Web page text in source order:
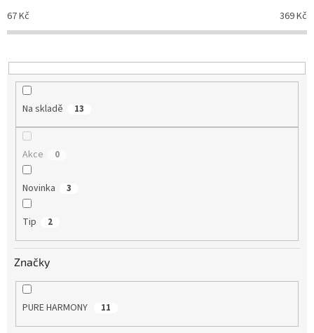
p
r
o
u
67Kč 369Kč
Na skladě 13
Akce 0
Novinka 3
Tip 2
Značky
PURE HARMONY 11